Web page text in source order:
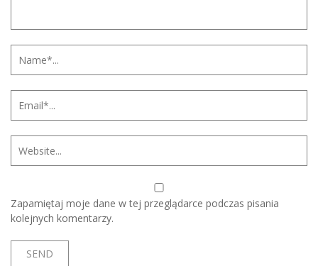
Zapamiętaj moje dane w tej przeglądarce podczas pisania
kolejnych komentarzy.